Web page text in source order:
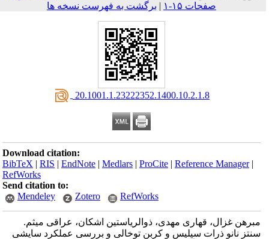
صفحات ۱۵-۱
| برگشت به فهرست نسخه ها
‎ 20.1001.1.23222352.1400.10.2.1.8
Download citation:
BibTeX |RIS |EndNote |Medlars |ProCite |Reference Manager
RefWorks
Send citation to:
Mendeley
Zotero RefWorks
مبرهن غزال، قهاری مهدی، ذوالریاستین اشکان، عراقی میثم.
سنتز نانو ذرات سیلیس و کربن توخالی و بررسی عملکرد سایشی